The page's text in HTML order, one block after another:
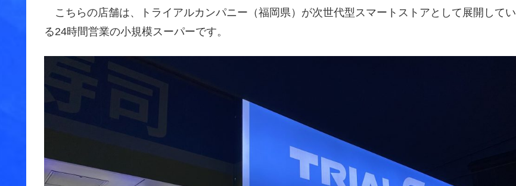
こちらの店舗は、トライアルカンパニー（福岡県）が次世代型スマートストアとして展開してい
る24時間営業の小規模スーパーです。